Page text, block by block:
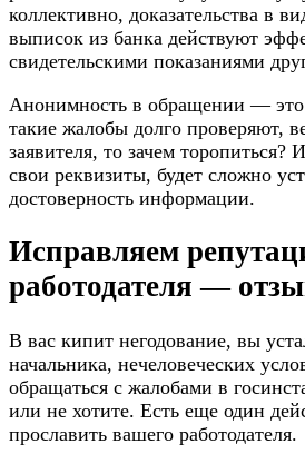
коллективно, доказательства в
выписок из банка действуют
свидетельскими показаниями
Анонимность в обращении —
такие жалобы долго проверяют,
заявителя, то зачем торопиться?
свои реквизиты, будет сложно
достоверность информации.
Исправляем
работодателя —
В вас кипит негодование, вы
начальника, нечеловеческих
обращаться с жалобами в
или не хотите. Есть еще один
прославить вашего работодателя.